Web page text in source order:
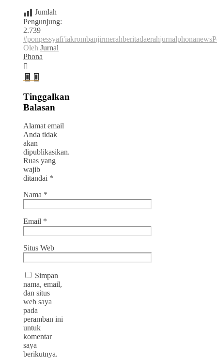
Jumlah
Pengunjung:
2.739
#ponpessyafi'iakrombanjirmerahberitadaerahjurnalphonanews
Oleh Jurnal
Phona
Tinggalkan
Balasan
Alamat email
Anda tidak
akan
dipublikasikan.
Ruas yang
wajib
ditandai *
Nama *
Email *
Situs Web
Simpan
nama, email,
dan situs
web saya
pada
peramban ini
untuk
komentar
saya
berikutnya.